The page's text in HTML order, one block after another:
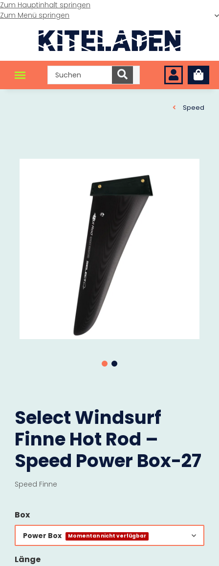
Zum Hauptinhalt springen
Zum Menü springen
Speed
Select Windsurf
Finne Hot Rod –
Speed Power Box-27
Speed Finne
Box
Power Box Momentan nicht verfügbar
Länge